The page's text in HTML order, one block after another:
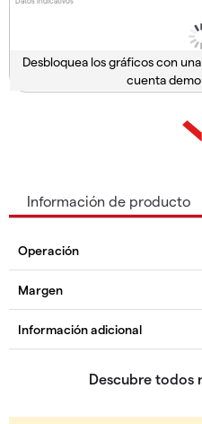
Desbloquea los gráficos con una
cuenta demo
Información de producto